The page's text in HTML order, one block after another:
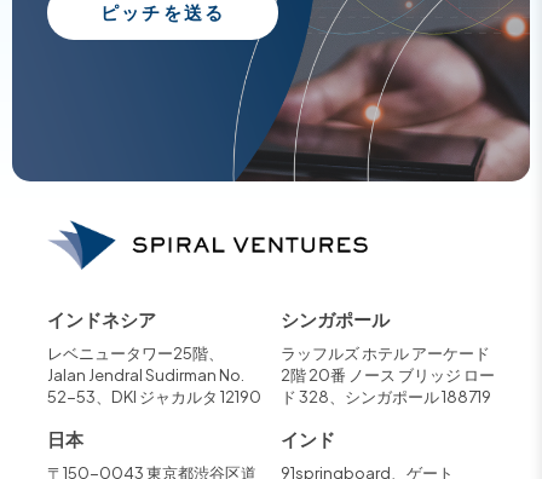
ピッチを送る
インドネシア
レベニュータワー25階、
Jalan Jendral Sudirman No.
52-53、DKI ジャカルタ 12190
シンガポール
ラッフルズ ホテル アーケード
2階 20番 ノース ブリッジ ロー
ド 328、シンガポール 188719
日本
〒150-0043 東京都渋谷区道
インド
91springboard、ゲート